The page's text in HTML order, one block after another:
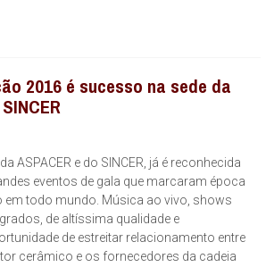
2016 é sucesso na sede da
ASPACER e do SINCER, já é reconhecida
eventos de gala que marcaram época
todo mundo. Música ao vivo, shows
de altíssima qualidade e
de estreitar relacionamento entre
cerâmico e os fornecedores da cadeia